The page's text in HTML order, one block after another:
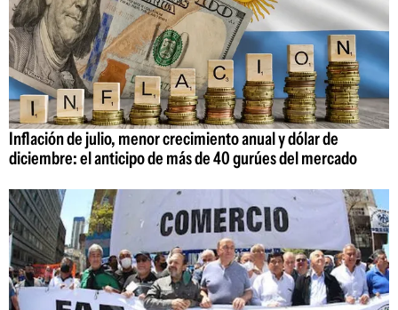
Inflación de julio, menor crecimiento anual y dólar de
diciembre: el anticipo de más de 40 gurúes del mercado